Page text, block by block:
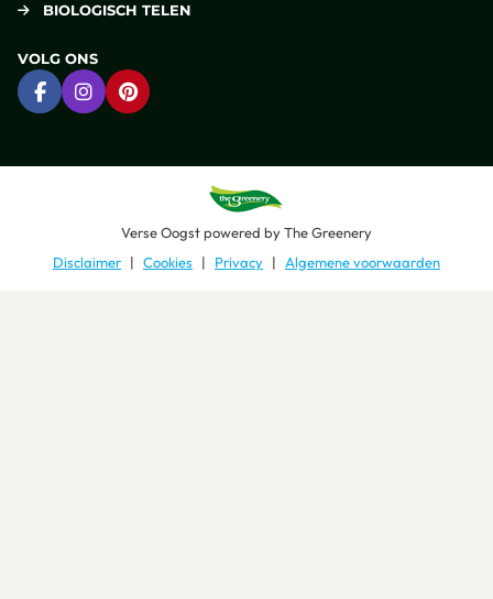
BIOLOGISCH TELEN
VOLG ONS
Ga naar Facebook
Ga naar Instagram
Ga naar Pinterest
Verse Oogstpowered byThe Greenery
Disclaimer
Cookies Privacy Algemene voorwaarden